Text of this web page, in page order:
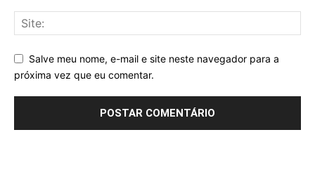
Salve meu nome, e-mail e site neste navegador para a
próxima vez que eu comentar.